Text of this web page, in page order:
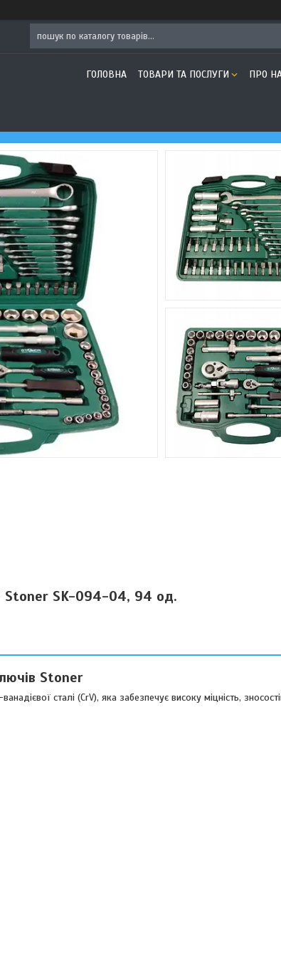
ГОЛОВНА ТОВАРИ ТА ПОСЛУГИ ПРО
Stoner SK-094-04, 94 од.
Stoner
сталі (CrV), яка забезпечує високу міцність,